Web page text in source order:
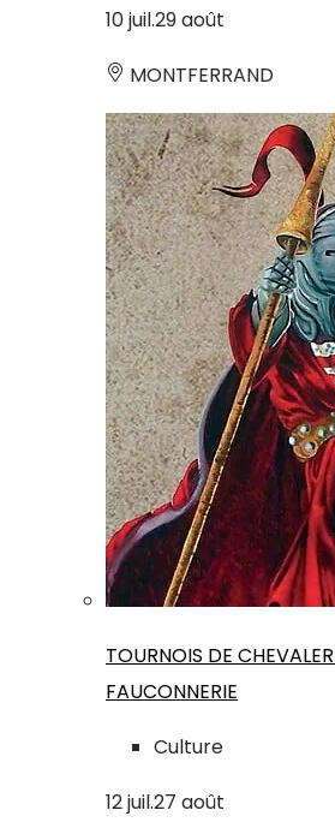
10juil.29août
MONTFERRAND
TOURNOIS DE
FAUCONNERIE
Culture
12juil.27 août